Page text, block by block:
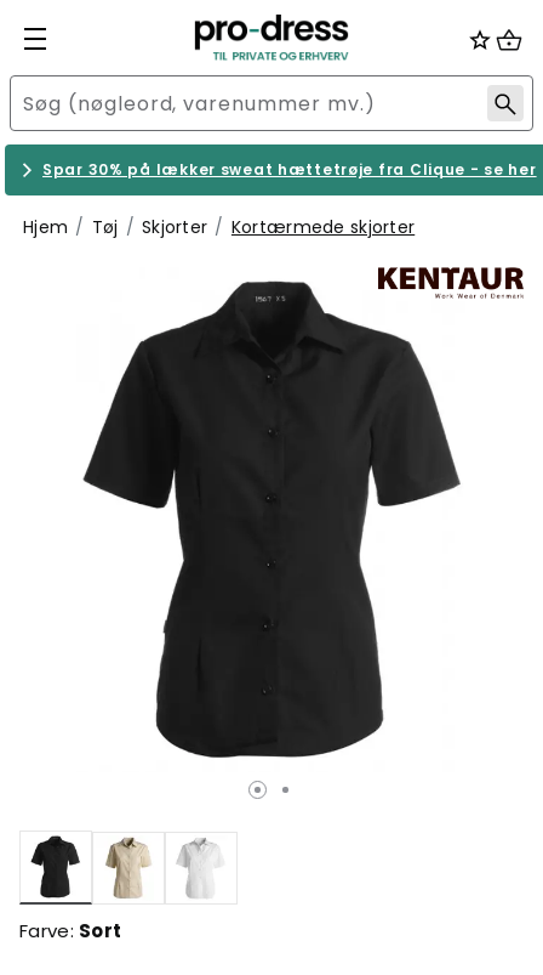
Spar 30% på lækker sweat hættetrøje fra Clique - se her
Hjem Tøj Skjorter Kortærmede skjorter
valgte
Farve: Sort